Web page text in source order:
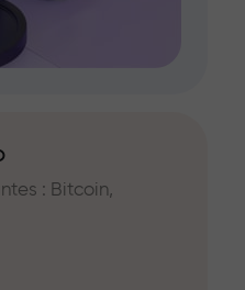
: Bitcoin,